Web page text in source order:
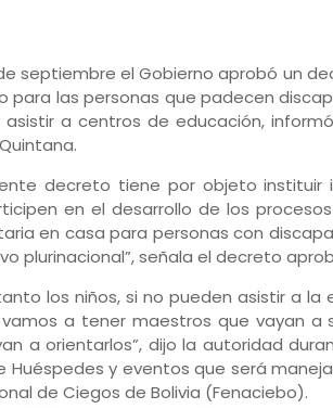
septiembre el Gobierno aprobó un
para las personas que padecen
asistir a centros de educación,
decreto tiene por objeto
en el desarrollo de los
en casa para personas con
plurinacional”, señala el decreto
los niños, si no pueden asistir a
a tener maestros que vayan a
a orientarlos”, dijo la autoridad
Huéspedes y eventos que será
de Ciegos de Bolivia (Fenaciebo).